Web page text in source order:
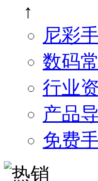
↑
尼彩
数码
行业
产品
免费